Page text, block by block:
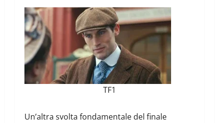
TF1
Un’altra svolta fondamentale del finale